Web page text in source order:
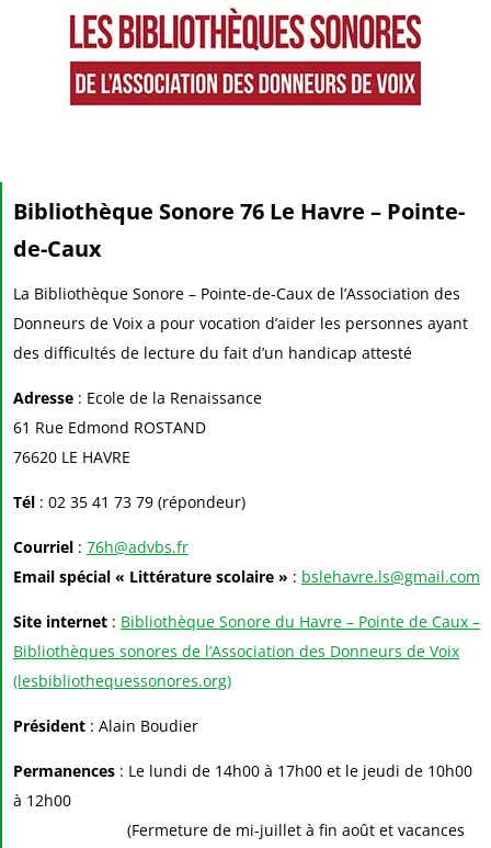
Bibliothèque Sonore 76 Le Havre – Pointe-
de-Caux
La Bibliothèque Sonore – Pointe-de-Caux de l’Association des
Donneurs de Voix a pour vocation d’aider les personnes ayant
des difficultés de lecture du fait d’un handicap attesté
Adresse : Ecole de la Renaissance
61 Rue Edmond ROSTAND
76620 LE HAVRE
Tél : 02 35 41 73 79 (répondeur)
Courriel : 76h@advbs.fr
Email spécial « Littérature scolaire » : bslehavre.ls@gmail.com
Site internet : Bibliothèque Sonore du Havre – Pointe de Caux –
Bibliothèques sonores de l’Association des Donneurs de Voix
(lesbibliothequessonores.org)
Président : Alain Boudier
Permanences : Le lundi de 14h00 à 17h00 et le jeudi de 10h00
à 12h00
(Fermeture de mi-juillet à fin août et vacances